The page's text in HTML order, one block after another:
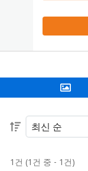
1건 (1건 중 - 1건)